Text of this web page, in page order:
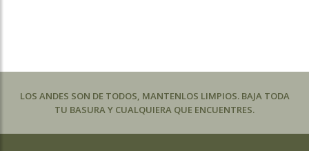
LOS ANDES SON DE TODOS, MANTENLOS LIMPIOS. BAJA TODA
TU BASURA Y CUALQUIERA QUE ENCUENTRES.